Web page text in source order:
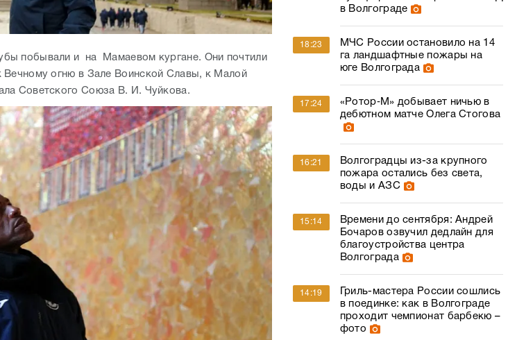
побывали и на Мамаевом кургане. Они почтили
Вечному огню в Зале Воинской Славы, к Малой
Советского Союза В. И. Чуйкова.
в Волгограде
18:23
МЧС России остановило на 14
га ландшафтные пожары на
юге Волгограда
17:24
«Ротор‑М» добывает ничью в
дебютном матче Олега Стогова
16:21
Волгоградцы из-за крупного
пожара остались без света,
воды и АЗС
15:14
Времени до сентября: Андрей
Бочаров озвучил дедлайн для
благоустройства центра
Волгограда
14:19
Гриль-мастера России сошлись
в поединке: как в Волгограде
проходит чемпионат барбекю –
фото